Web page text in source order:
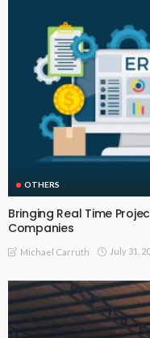
OTHERS
Bringing Real Time
Companies
Michael Carruth July 31,